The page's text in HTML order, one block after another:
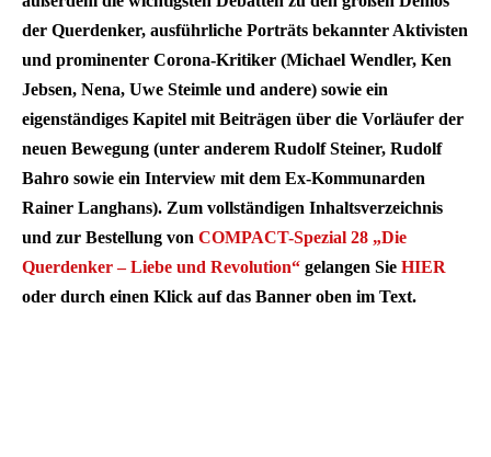
der Querdenker, ausführliche Porträts bekannter Aktivisten
und prominenter Corona-Kritiker (Michael Wendler, Ken
Jebsen, Nena, Uwe Steimle und andere) sowie ein
eigenständiges Kapitel mit Beiträgen über die Vorläufer der
neuen Bewegung (unter anderem Rudolf Steiner, Rudolf
Bahro sowie ein Interview mit dem Ex-Kommunarden
Rainer Langhans). Zum vollständigen Inhaltsverzeichnis
und zur Bestellung von COMPACT-Spezial 28 „Die
Querdenker – Liebe und Revolution“ gelangen Sie HIER
oder durch einen Klick auf das Banner oben im Text.